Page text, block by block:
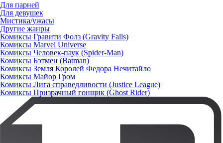
Для парней
Для девушек
Мистика/ужасы
Другие жанры
Комиксы Гравити Фолз (Gravity Falls)
Комиксы Marvel Universe
Комиксы Человек-паук (Spider-Man)
Комиксы Бэтмен (Batman)
Комиксы Земля Королей Федора Нечитайло
Комиксы Майор Гром
Комиксы Лига справедливости (Justice League)
Комиксы Призрачный гонщик (Ghost Rider)